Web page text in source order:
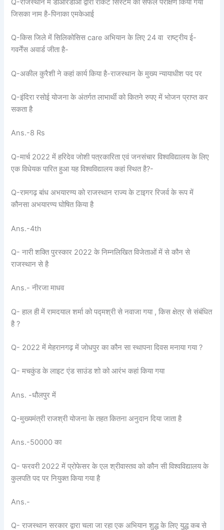
Q-राजस्थान में डीआरडीओ द्वारा रॉकेट सिस्टम का सफल परीक्षण किया गया
जिसका नाम है-पिनाका एमकेआई
Q-किस जिले में सिलिकोसिस care अभियान के लिए 24 वा राष्ट्रीय ई-
गवर्नेंस अवार्ड जीता है-
Q-अकील कुरैशी ने कहां कार्य किया है-राजस्थान के मुख्य न्यायाधीश पद पर
Q-इंदिरा रसोई योजना के अंतर्गत लाभार्थी को कितने रुपए में भोजन प्राप्त कर
सकता है
Ans.-8 Rs
Q-मार्च 2022 में हरिदेव जोशी पत्रकारिता एवं जनसंचार विश्वविद्यालय के लिए
एक विधेयक पारित हुआ यह विश्वविद्यालय कहां स्थित है?-
Q-रामगढ़ बांध अभयारण्य को राजस्थान राज्य के टाइगर रिजर्व के रूप में
कौनसा अभयारण्य घोषित किया है
Ans.-4th
Q- नारी शक्ति पुरस्कार 2022 के निम्नलिखित विजेताओं में से कौन से
राजस्थान से है
Ans.- नीरजा माधव
Q- हाल ही में रामदयाल शर्मा को पद्मश्री से नवाजा गया , किस क्षेत्र से संबंधित
है ?
Q- 2022 में मेहरानगढ़ में जोधपुर का कौन सा स्थापना दिवस मनाया गया ?
Q- मचकुंड के लाइट एंड साउंड शो को आरंभ कहां किया गया
Ans. -धौलपुर में
Q-मुख्यमंत्री राजश्री योजना के तहत कितना अनुदान दिया जाता है
Ans.-50000 का
Q- फरवरी 2022 में प्रोफेसर के एल श्रीवास्तव को कौन सी विश्वविद्यालय के
कुलपति पद पर नियुक्त किया गया है
Ans.-
Q- राजस्थान सरकार द्वारा चला जा रहा एक अभियान शुद्ध के लिए युद्ध कब से